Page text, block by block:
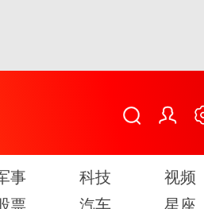
事 科技
视频
票 汽车
星座